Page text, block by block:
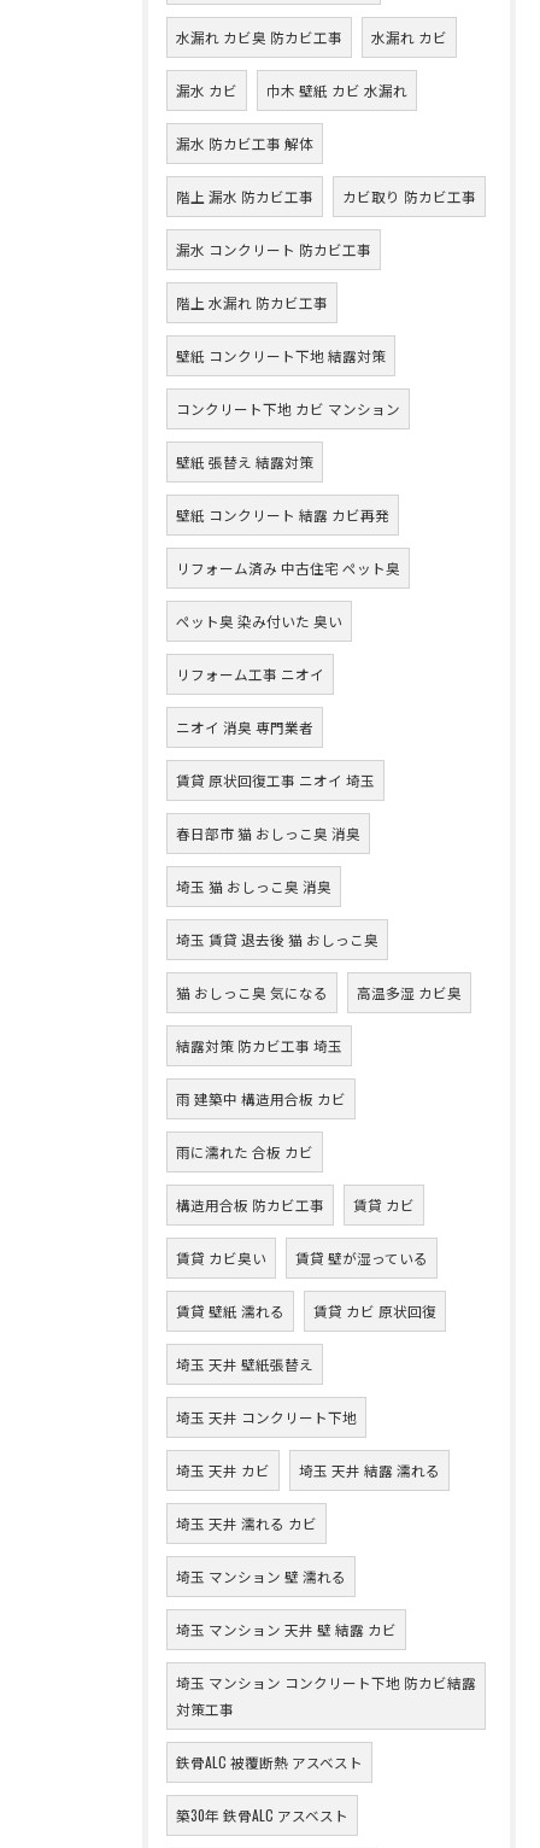
水漏れ カビ臭 防カビ工事 水漏れ カビ
漏水 カビ 巾木 壁紙 カビ 水漏れ
漏水 防カビ工事 解体
階上 漏水 防カビ工事 カビ取り 防カビ工事
漏水 コンクリート 防カビ工事
階上 水漏れ 防カビ工事
壁紙 コンクリート下地 結露対策
コンクリート下地 カビ マンション
壁紙 張替え 結露対策
壁紙 コンクリート 結露 カビ再発
リフォーム済み 中古住宅 ペット臭
ペット臭 染み付いた 臭い
リフォーム工事 ニオイ
ニオイ 消臭 専門業者
賃貸 原状回復工事 ニオイ 埼玉
春日部市 猫 おしっこ臭 消臭
埼玉 猫 おしっこ臭 消臭
埼玉 賃貸 退去後 猫 おしっこ臭
猫 おしっこ臭 気になる 高温多湿 カビ臭
結露対策 防カビ工事 埼玉
雨 建築中 構造用合板 カビ
雨に濡れた 合板 カビ
構造用合板 防カビ工事 賃貸 カビ
賃貸 カビ臭い 賃貸 壁が湿っている
賃貸 壁紙 濡れる 賃貸 カビ 原状回復
埼玉 天井 壁紙張替え
埼玉 天井 コンクリート下地
埼玉 天井 カビ 埼玉 天井 結露 濡れる
埼玉 天井 濡れる カビ
埼玉 マンション 壁 濡れる
埼玉 マンション 天井 壁 結露 カビ
埼玉 マンション コンクリート下地 防カビ結露
対策工事
鉄骨ALC 被覆断熱 アスベスト
築30年 鉄骨ALC アスベスト